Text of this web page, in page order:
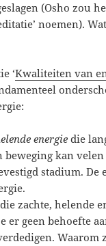
(Osho zou
noemen).
‘Kwaliteiten van
energiedie
beweging kan
stadium. De
zachte, helende
er geen behoefte
Waarom